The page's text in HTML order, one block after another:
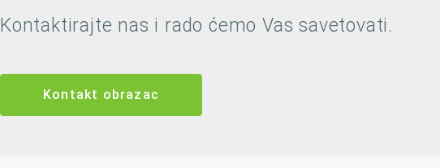
Kontaktirajte nas i rado ćemo Vas savetovati.
Kontakt obrazac